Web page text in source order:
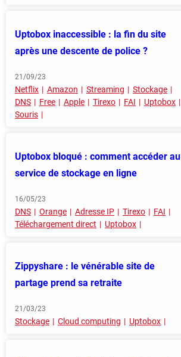
Uptobox inaccessible : la fin du site
après une descente de police ?
21/09/23
Netflix Amazon Streaming
Stockage
DNS
Free Apple Tirexo FAI
Uptobox
Souris
Uptobox bloqué : comment accéder au
service de stockage en ligne
16/05/23
DNS Orange Adresse IP Tirexo
FAI
Téléchargement direct
Uptobox
Zippyshare : le vénérable site de
partage prend sa retraite
21/03/23
Stockage Cloud computing Uptobox